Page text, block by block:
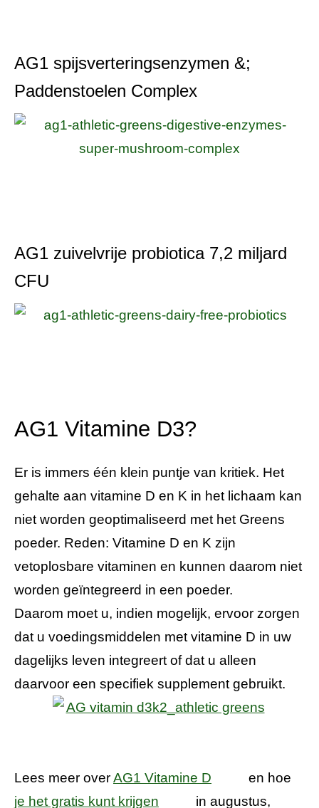
AG1 spijsverteringsenzymen &;
Paddenstoelen Complex
AG1 zuivelvrije probiotica 7,2 miljard
CFU
AG1 Vitamine D3?
Er is immers één klein puntje van kritiek. Het
gehalte aan vitamine D en K in het lichaam kan
niet worden geoptimaliseerd met het Greens
poeder. Reden: Vitamine D en K zijn
vetoplosbare vitaminen en kunnen daarom niet
worden geïntegreerd in een poeder.
Daarom moet u, indien mogelijk, ervoor zorgen
dat u voedingsmiddelen met vitamine D in uw
dagelijks leven integreert of dat u alleen
daarvoor een specifiek supplement gebruikt.
Lees meer overAG1 Vitamine D
en hoe
je het gratis kunt krijgen
in augustus,